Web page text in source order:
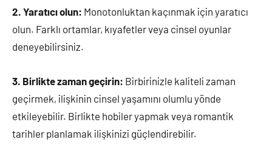
2. Yaratıcı olun: Monotonluktan kaçınmak için yaratıcı
olun. Farklı ortamlar, kıyafetler veya cinsel oyunlar
deneyebilirsiniz.
3. Birlikte zaman geçirin: Birbirinizle kaliteli zaman
geçirmek, ilişkinin cinsel yaşamını olumlu yönde
etkileyebilir. Birlikte hobiler yapmak veya romantik
tarihler planlamak ilişkinizi güçlendirebilir.